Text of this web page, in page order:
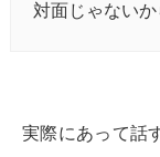
対面じゃない
実際にあって話